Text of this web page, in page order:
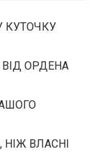
КУТОЧКУ
ОРДЕНА
ВЛАСНІ